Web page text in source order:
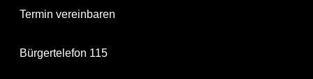
Termin vereinbaren
Bürgertelefon 115